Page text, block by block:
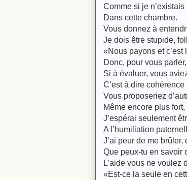
Comme si je
Dans cette chambre.
Vous donnez à
Je dois être stupide,
«Nous payons et c’est
Donc, pour vous
Si à évaluer, vous
C’est à dire
Vous proposeriez
Même encore plus
J’espérai seulement
A l’humiliation
J’ai peur de me
Que peux-tu en savoir
L’aide vous ne voulez
«Est-ce la seule en